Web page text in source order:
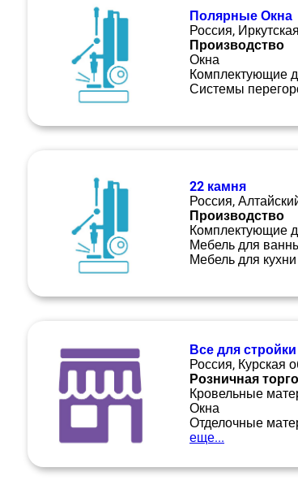
Полярные Окна
Россия,
Производство
Окна
Комплектующие
Системы
22 камня
Россия,
Производство
Комплектующие
Мебель для
Мебель для кухни
Все для стройки
Россия, Курская
Розничная
Кровельные
Окна
Отделочные
еще...